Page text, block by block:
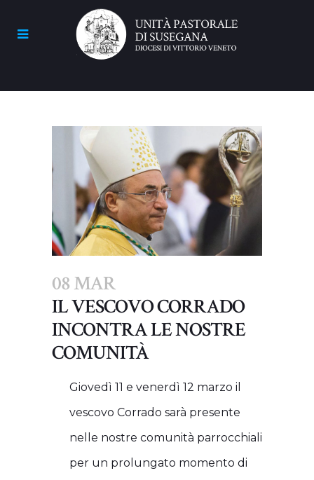
08 MAR
IL VESCOVO CORRADO
INCONTRA LE NOSTRE
COMUNITÀ
Giovedì 11 e venerdì 12 marzo il
vescovo Corrado sarà presente
nelle nostre comunità parrocchiali
per un prolungato momento di